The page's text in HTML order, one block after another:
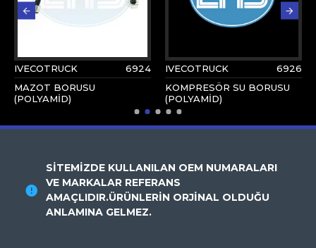
IVECOTRUCK
6924
MAZOT BORUSU
(POLYAMİD)
IVECOTRUCK
6926
KOMPRESÖR SU BORUSU
(POLYAMİD)
SİTEMİZDE KULLANILAN OEM NUMARALARI
VE MARKALAR REFERANS
AMAÇLIDIR.ÜRÜNLERİN ORJİNAL OLDUĞU
ANLAMINA GELMEZ.